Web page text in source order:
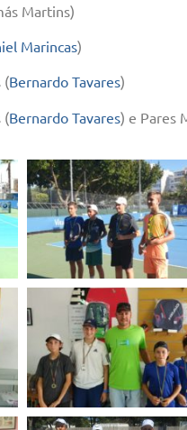
Martins)
Marincas)
(Bernardo Tavares)
(Bernardo Tavares) e Pares